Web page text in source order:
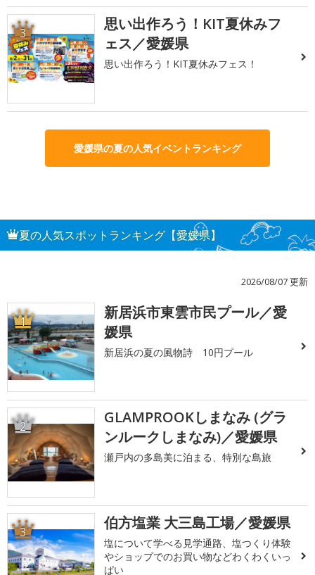
3
思い出作ろう！KIT夏休みフ
ェス／愛媛県
思い出作ろう！KIT夏休みフェス！
愛媛県の夏の人気イベントランキング
夏の人気スポットランキング【愛媛県】
2026/08/07 更新
1
新居浜市東雲市民プール／愛
媛県
新居浜の夏の風物詩 10円プール
2
GLAMPROOKしまなみ (グラ
ンルークしまなみ)／愛媛県
瀬戸内の多島美に泊まる、特別な島旅
3 伯方塩業 大三島工場／愛媛県
塩について学べる見学通路、塩つくり体験
やショップでのお買い物などわくわくいっ
ぱい